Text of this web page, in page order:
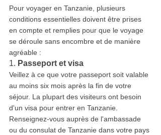
Pour voyager en Tanzanie, plusieurs
conditions essentielles doivent être prises
en compte et remplies pour que le voyage
se déroule sans encombre et de manière
agréable :
1. Passeport et visa
Veillez à ce que votre passeport soit valable
au moins six mois après la fin de votre
séjour. La plupart des visiteurs ont besoin
d'un visa pour entrer en Tanzanie.
Renseignez-vous auprès de l'ambassade
ou du consulat de Tanzanie dans votre pays